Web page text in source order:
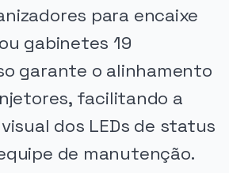
para encaixe
gabinetes 19
garante o alinhamento
facilitando a
dos LEDs de status
de manutenção.